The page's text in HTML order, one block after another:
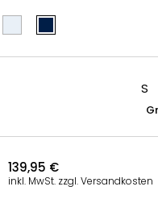
S
139,95 €
inkl. MwSt. zzgl. Versandkosten